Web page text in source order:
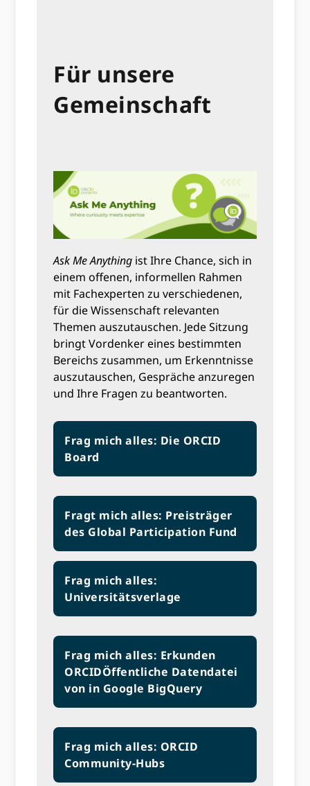
Für unsere
Gemeinschaft
Ask Me Anything ist Ihre Chance, sich in
einem offenen, informellen Rahmen
mit Fachexperten zu verschiedenen,
für die Wissenschaft relevanten
Themen auszutauschen. Jede Sitzung
bringt Vordenker eines bestimmten
Bereichs zusammen, um Erkenntnisse
auszutauschen, Gespräche anzuregen
und Ihre Fragen zu beantworten.
Frag mich alles: Die ORCID
Board
Fragt mich alles: Preisträger
des Global Participation Fund
Frag mich alles:
Universitätsverlage
Frag mich alles: Erkunden
ORCIDÖffentliche Datendatei
von in Google BigQuery
Frag mich alles: ORCID
Community-Hubs